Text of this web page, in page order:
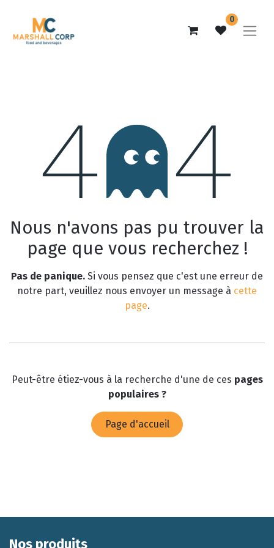
0
Erreur 404
Nous n'avons pas pu trouver la
page que vous recherchez !
Pas de panique. Si vous pensez que c'est une erreur de
notre part, veuillez nous envoyer un message à cette
page.
Peut-être étiez-vous à la recherche d'une de ces pages
populaires ?
Page d'accueil
Nos produits